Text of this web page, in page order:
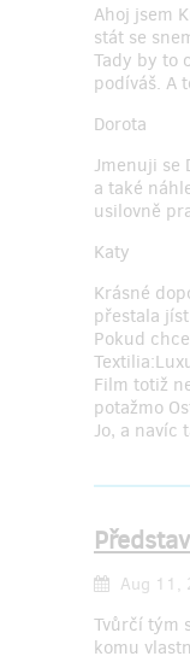
Ahoj jsem
stát se
Tady by to
podíváš. A
Dorota
Jmenuji se
a také
usilovně
Katy
Krásné
přestala
Pokud
Film totiž
potažmo
Jo, a navíc
Aug 11,
Tvůrčí tým
komu